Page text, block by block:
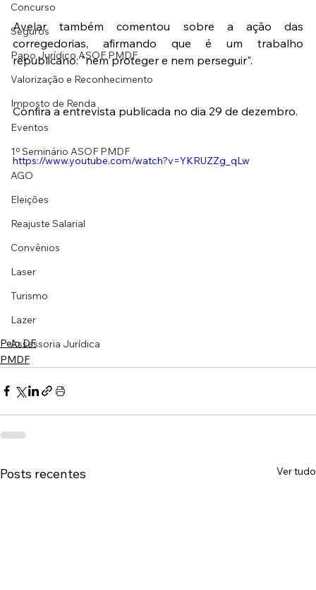
Concurso
Seguros
Papo Jurídico ASOF PMDF
Valorização e Reconhecimento
Imposto de Renda
Eventos
1º Seminário ASOF PMDF
AGO
Eleições
Reajuste Salarial
Convênios
Laser
Turismo
Lazer
Assessoria Jurídica
Avelar também comentou sobre a ação das
corregedorias, afirmando que é um trabalho
republicano: "nem proteger e nem perseguir".
Confira a entrevista publicada no dia 29 de dezembro.
https://www.youtube.com/watch?v=YKRUZZg_qLw
Pelo DF
PMDF
Posts recentes Ver tudo